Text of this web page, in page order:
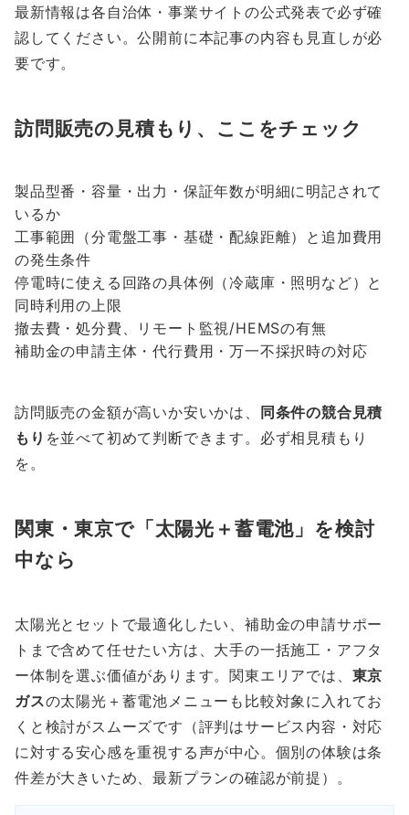
最新情報は各自治体・事業サイトの公式発表で必ず確
認してください。公開前に本記事の内容も見直しが必
要です。
訪問販売の見積もり、ここをチェック
製品型番・容量・出力・保証年数が明細に明記されて
いるか
工事範囲（分電盤工事・基礎・配線距離）と追加費用
の発生条件
停電時に使える回路の具体例（冷蔵庫・照明など）と
同時利用の上限
撤去費・処分費、リモート監視/HEMSの有無
補助金の申請主体・代行費用・万一不採択時の対応
訪問販売の金額が高いか安いかは、
同条件の競合見積
もり を並べて初めて判断できます。必ず相見積もり
を。
関東・東京で「太陽光＋蓄電池」を検討
中なら
太陽光とセットで最適化したい、補助金の申請サポー
トまで含めて任せたい方は、大手の一括施工・アフタ
ー体制を選ぶ価値があります。関東エリアでは、 東京
ガスの太陽光＋蓄電池メニューも比較対象に入れてお
くと検討がスムーズです（評判はサービス内容・対応
に対する安心感を重視する声が中心。個別の体験は条
件差が大きいため、最新プランの確認が前提）。